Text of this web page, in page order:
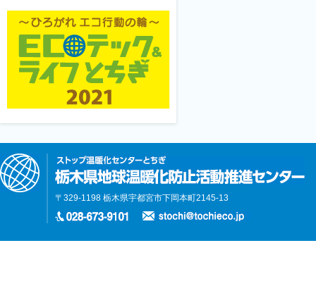
〒329-1198 栃木県宇都宮市下岡本町2145-13